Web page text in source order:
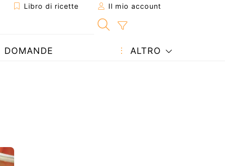
Libro di ricette Il mio account
DOMANDE ALTRO